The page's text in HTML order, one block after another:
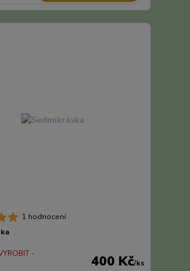
1 hodnocení
400 Kč/ks
-